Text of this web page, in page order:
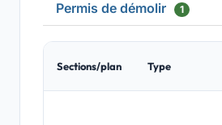
Permis de démolir 1
Sections/plan Type